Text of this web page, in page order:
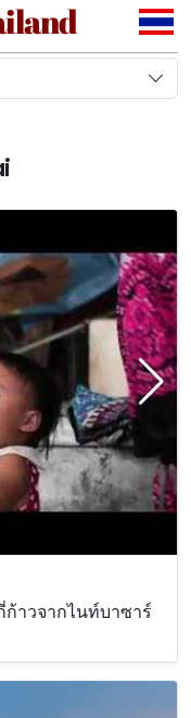
ก้าวจากไนท์บาซาร์